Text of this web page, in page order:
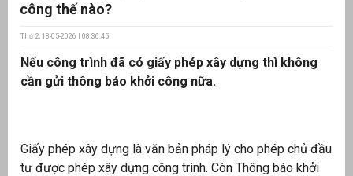
công thế nào?
Thứ 2, 18-05-2026 | 08:36:45
Nếu công trình đã có giấy phép xây dựng thì không
cần gửi thông báo khởi công nữa.
Giấy phép xây dựng là văn bản pháp lý cho phép chủ đầu
tư được phép xây dựng công trình. Còn Thông báo khởi